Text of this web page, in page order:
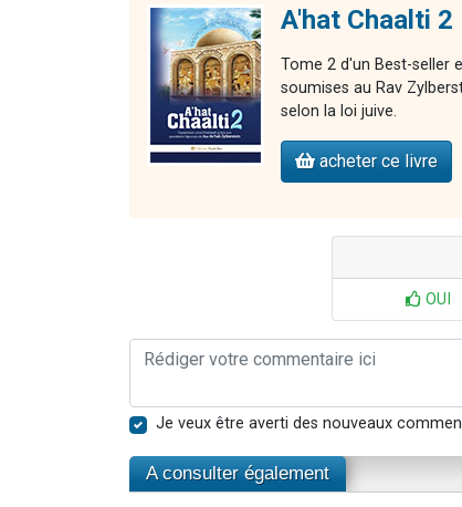
A'hat Chaalti 2
Tome 2 d'un Best-seller
soumises au Rav
selon la loi juive.
acheter ce livre
OUI
Je veux être averti des nouveaux
A consulter également